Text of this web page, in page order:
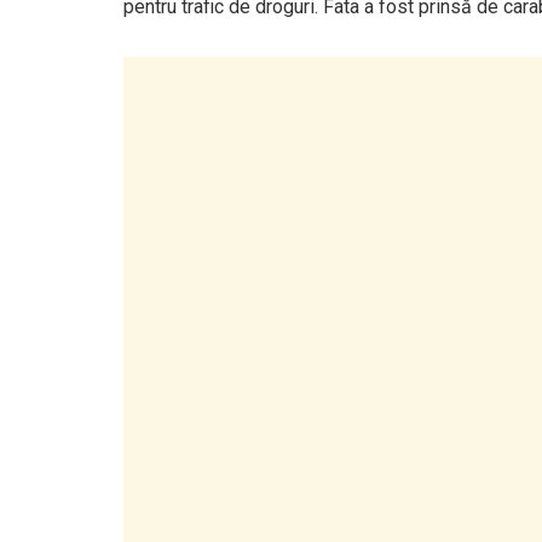
pentru trafic de droguri. Fata a fost prinsă de